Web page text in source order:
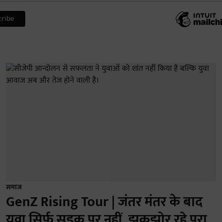
समाज
GenZ Rising Tour | जंतर मंतर के बाद